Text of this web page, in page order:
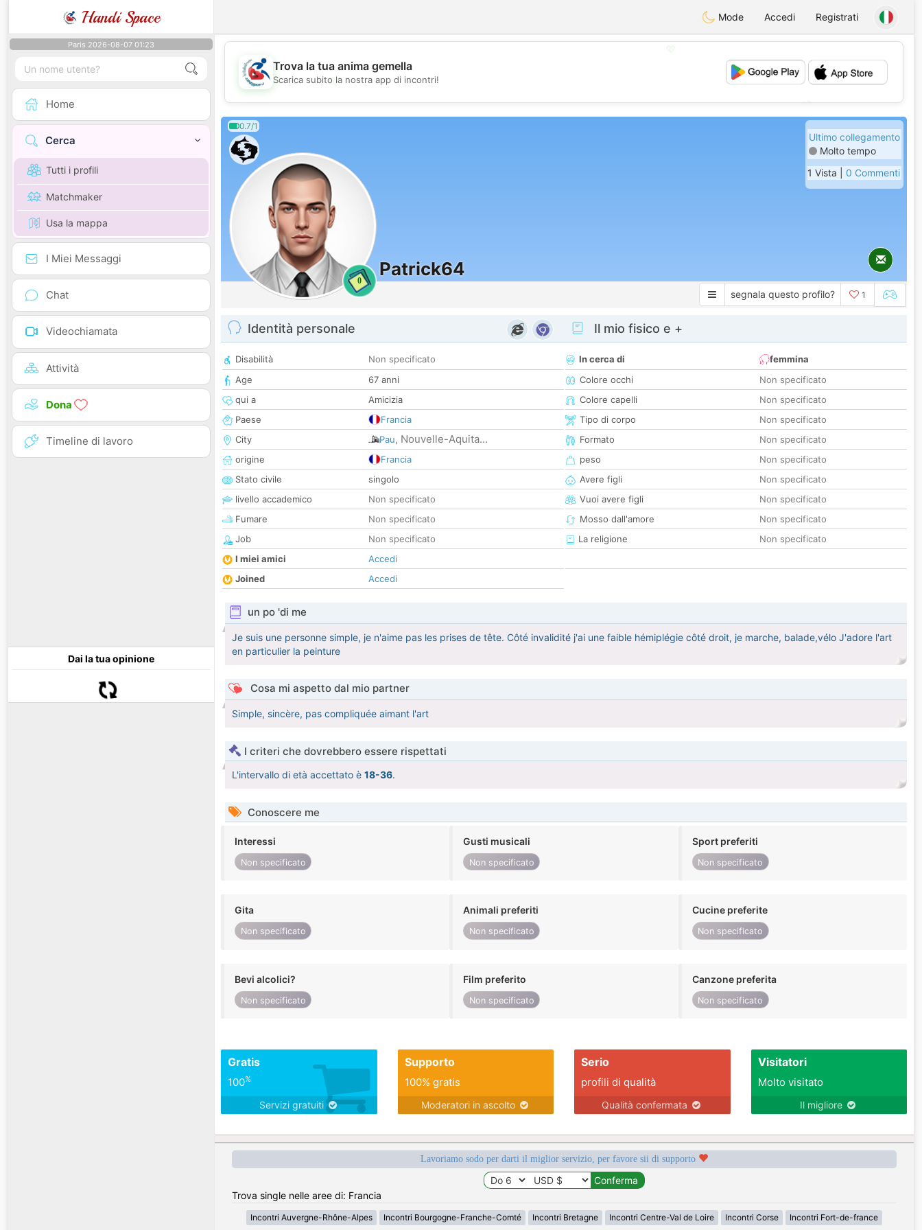
Handi Space Mode Accedi Registrati
Paris 2026-08-07 01:23
Home
Cerca
Tutti i profili
Matchmaker
Usa la mappa
I Miei Messaggi
Chat
Videochiamata
Attività
Dona
Timeline di lavoro
Dai la tua opinione
💖
💕
Trova la tua anima gemella
Scarica subito la nostra app di incontri!
0.7/1
0
Patrick64
Ultimo collegamento
Molto tempo
1 Vista | 0 Commenti
segnala questo profilo? 1
Identità personale
Disabilità
Non specificato
Age
67 anni
qui a
Amicizia
Paese
Francia
City
Pau, Nouvelle-Aquita...
origine
Francia
Stato civile
singolo
livello accademico
Non specificato
Fumare
Non specificato
Job
Non specificato
I miei amici
Accedi
Joined
Accedi
Il mio fisico e +
In cerca di
femmina
Colore occhi
Non specificato
Colore capelli
Non specificato
Tipo di corpo
Non specificato
Formato
Non specificato
peso
Non specificato
Avere figli
Non specificato
Vuoi avere figli
Non specificato
Mosso dall'amore
Non specificato
La religione
Non specificato
un po 'di me
Je suis une personne simple, je n'aime pas les prises de tête. Côté invalidité j'ai une faible hémiplégie côté droit, je marche, balade,vélo J'adore l'art
en particulier la peinture
Cosa mi aspetto dal mio partner
Simple, sincère, pas compliquée aimant l'art
I criteri che dovrebbero essere rispettati
L'intervallo di età accettato è 18-36.
Conoscere me
Interessi
Non specificato
Gusti musicali
Non specificato
Sport preferiti
Non specificato
Gita
Non specificato
Animali preferiti
Non specificato
Cucine preferite
Non specificato
Bevi alcolici?
Non specificato
Film preferito
Non specificato
Canzone preferita
Non specificato
Gratis
100%
Servizi gratuiti
Supporto
100% gratis
Moderatori in ascolto
Serio
profili di qualità
Qualità confermata
Visitatori
Molto visitato
Il migliore
Lavoriamo sodo per darti il miglior servizio, per favore sii di supporto
Trova single nelle aree di: Francia
Incontri Auvergne-Rhône-Alpes Incontri Bourgogne-Franche-Comté Incontri Bretagne Incontri Centre-Val de Loire Incontri Corse Incontri Fort-de-france